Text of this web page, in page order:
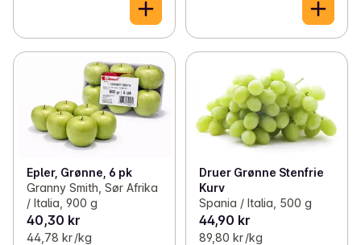
Epler, Grønne, 6 pk
Granny Smith, Sør Afrika
/ Italia, 900 g
40,30 kr
44,78 kr /kg
Druer Grønne Stenfrie
Kurv
Spania / Italia, 500 g
44,90 kr
89,80 kr /kg